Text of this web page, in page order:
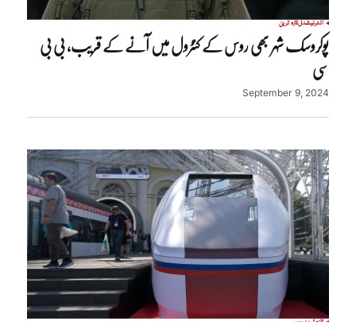
انٹرنیشنلتازہ ترین
پوکروسک شہر بھی روس کے کنٹرول میں آنے کے قریب، بی بی
سی
September 9, 2024